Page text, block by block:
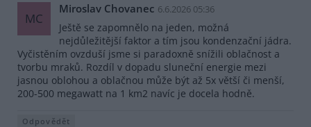
MC
Miroslav Chovanec 6.6.2026 05:36
Ještě se zapomnělo na jeden, možná
nejdůležitější faktor a tím jsou kondenzační jádra.
Vyčistěním ovzduší jsme si paradoxně snížili oblačnost a
tvorbu mraků. Rozdíl v dopadu sluneční energie mezi
jasnou oblohou a oblačnou může být až 5x větší či menší,
200-500 megawatt na 1 km2 navíc je docela hodně.
Odpovědět